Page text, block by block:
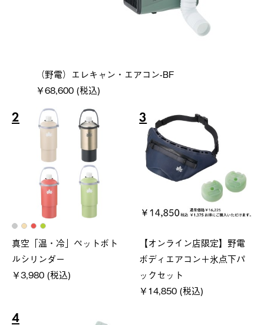
（野電）エレキャン・エアコン-BF
￥68,600 (税込)
2
真空「温・冷」ペットボト
ルシリンダー
￥3,980 (税込)
3
【オンライン店限定】野電
ボディエアコン＋氷点下パ
ックセット
￥14,850 (税込)
4